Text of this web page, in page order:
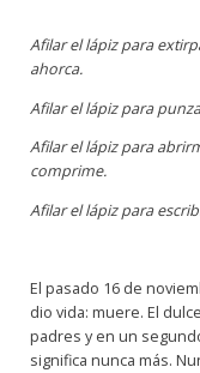
Afilar el lápiz para
ahorca.
Afilar el lápiz para
Afilar el lápiz para
comprime.
Afilar el lápiz para
El pasado 16 de
dio vida: muere. El
padres y en un
significa nunca más.